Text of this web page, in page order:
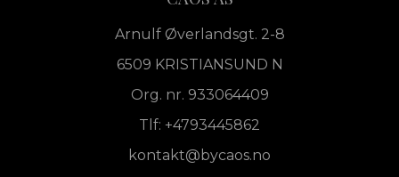
Arnulf Øverlandsgt. 2-8
6509 KRISTIANSUND N
Org. nr. 933064409
Tlf: +4793445862
kontakt@bycaos.no